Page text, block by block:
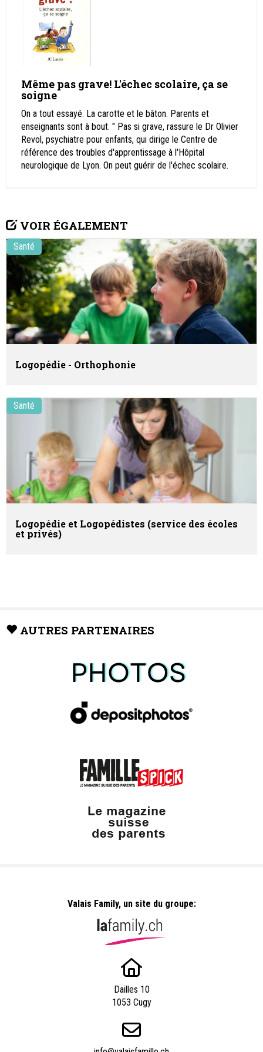
Même pas grave! L'échec scolaire, ça se
soigne
On a tout essayé. La carotte et le bâton. Parents et
enseignants sont à bout. " Pas si grave, rassure le Dr Olivier
Revol, psychiatre pour enfants, qui dirige le Centre de
référence des troubles d'apprentissage à l'Hôpital
neurologique de Lyon. On peut guérir de l'échec scolaire.
VOIR ÉGALEMENT
Santé
Logopédie - Orthophonie
Santé
Logopédie et Logopédistes (service des écoles
et privés)
AUTRES PARTENAIRES
Valais Family, un site du groupe:
Dailles 10
1053 Cugy